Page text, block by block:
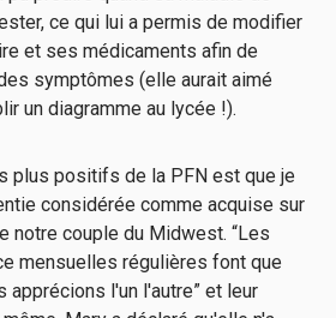
ce qui lui a permis de modifier
et ses médicaments afin de
symptômes (elle aurait aimé
un diagramme au lycée !).
plus positifs de la PFN est que je
considérée comme acquise sur
notre couple du Midwest. “Les
mensuelles régulières font que
apprécions l'un l'autre” et leur